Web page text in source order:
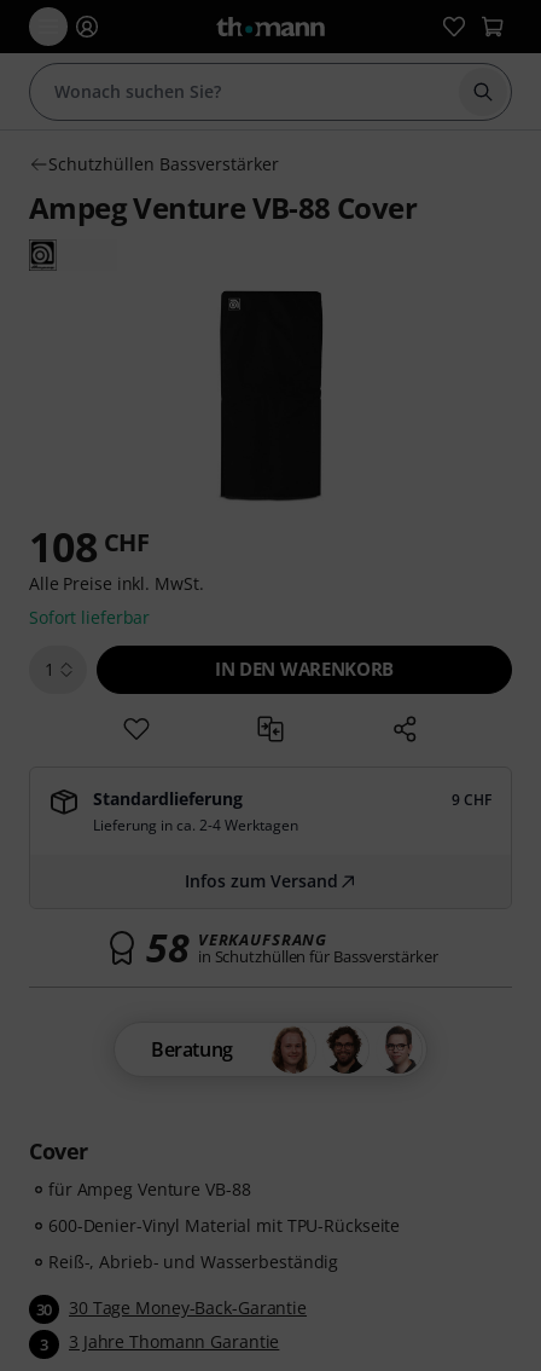
Suche
Schutzhüllen Bassverstärker
Ampeg Venture VB-88 Cover
Cover
für Ampeg Venture VB-88
600-Denier-Vinyl Material mit TPU-Rückseite
Reiß-, Abrieb- und Wasserbeständig
30 30 Tage Money-Back-Garantie
3 3 Jahre Thomann Garantie
108 CHF
Alle Preise inkl. MwSt.
Sofort lieferbar
1 IN DEN WARENKORB
Standardlieferung
9 CHF
Lieferung in ca. 2-4 Werktagen
Infos zum Versand
58 VERKAUFSRANG
in Schutzhüllen für Bassverstärker
Beratung